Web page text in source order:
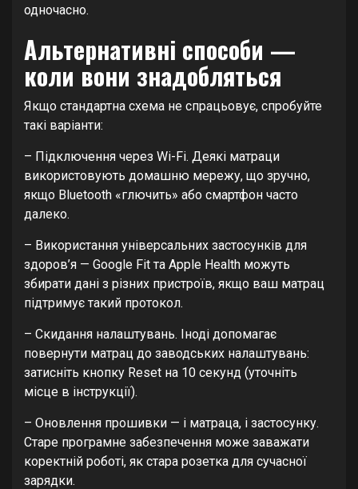
одночасно.
Альтернативні способи —
коли вони знадобляться
Якщо стандартна схема не спрацьовує, спробуйте
такі варіанти:
– Підключення через Wi-Fi. Деякі матраци
використовують домашню мережу, що зручно,
якщо Bluetooth «глючить» або смартфон часто
далеко.
– Використання універсальних застосунків для
здоров’я — Google Fit та Apple Health можуть
збирати дані з різних пристроїв, якщо ваш матрац
підтримує такий протокол.
– Скидання налаштувань. Іноді допомагає
повернути матрац до заводських налаштувань:
затисніть кнопку Reset на 10 секунд (уточніть
місце в інструкції).
– Оновлення прошивки — і матраца, і застосунку.
Старе програмне забезпечення може заважати
коректній роботі, як стара розетка для сучасної
зарядки.